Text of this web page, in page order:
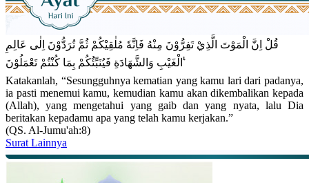
قُلْ اِنَّ الْمَوْتَ الَّذِيْ تَفِرُّوْنَ مِنْهُ فَاِنَّهٗ مُلٰقِيْكُمْ ثُمَّ تُرَدُّوْنَ اِلٰى عَالِمِ
الْغَيْبِ وَالشَّهَادَةِ فَيُنَبِّئُكُمْ بِمَا كُنْتُمْ تَعْمَلُوْنَ ࣖ
Katakanlah, “Sesungguhnya kematian yang kamu lari dari padanya,
ia pasti menemui kamu, kemudian kamu akan dikembalikan kepada
(Allah), yang mengetahui yang gaib dan yang nyata, lalu Dia
beritakan kepadamu apa yang telah kamu kerjakan.”
(QS. Al-Jumu'ah:8)
Surat Lainnya